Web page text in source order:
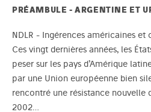
PRÉAMBULE - ARGENTINE ET
NDLR - Ingérences américaines
Ces vingt dernières années, les
peser sur les pays d’Amérique
par une Union européenne bien
rencontré une résistance nouvelle
2002…